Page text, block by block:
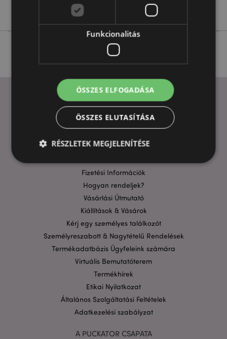
Adoramals
HASZNOS LINKEK
Szállítási költségek
Fizetési Információk
Hogyan rendeljek?
Vásárlási Útmutató
Kiállítások & Vásárok
Kérj egy személyes találkozót
Személyreszabott & Nagytételű Rendelések
Termékadatbázis Ügyfeleink számára
Virtuális Bemutatóterem
Termékhírek
Etikai Nyilatkozat
Általános Szolgáltatási Feltételek
Adatkezelési szabályzat
A PUCKATOR CSAPATA
Funkcionalitás
ÖSSZES ELFOGADÁSA
ÖSSZES ELUTASÍTÁSA
RÉSZLETEK MEGJELENÍTÉSE
Elengedhetetlenül szükséges
Funkcionalitás
lehetővé teszik a webhely alapvető funkcióit,
például a felhasználói bejelentkezést és a
fiókkezelést. A weboldal nem használható
megfelelően a feltétlenül szükséges sütik nélkül.
CookieScriptConsent